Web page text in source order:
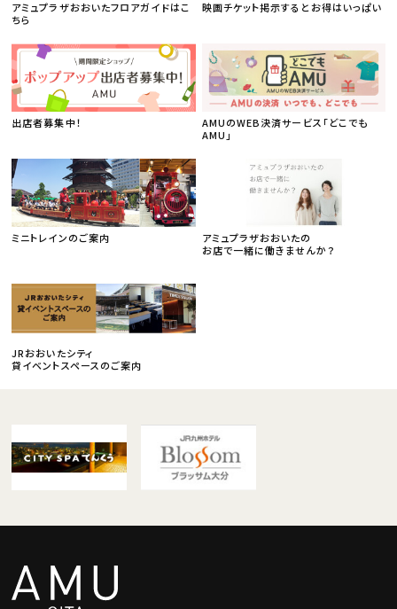
アミュプラザおおいたフロアガイドはこ
ちら
映画チケット掲示するとお得はいっぱい
出店者募集中！
AMUのWEB決済サービス「どこでも
AMU」
ミニトレインのご案内
アミュプラザおおいたの
お店で一緒に働きませんか？
JRおおいたシティ
貸イベントスペースのご案内